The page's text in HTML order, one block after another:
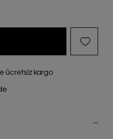
ücretsiz kargo